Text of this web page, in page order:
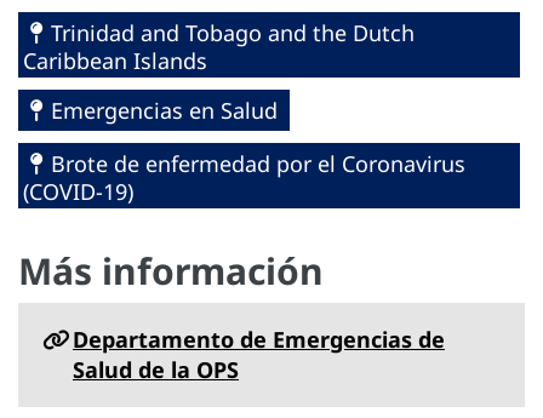
Trinidad and Tobago and the Dutch
Caribbean Islands
Emergencias en Salud
Brote de enfermedad por el Coronavirus
(COVID-19)
Más información
Departamento de Emergencias de
Salud de la OPS